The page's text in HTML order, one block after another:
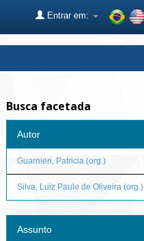
Entrar em:
Busca facetada
Autor
Guarnieri, Patricia (org.)
Silva, Luiz Paulo de Oliveira (org.)
Assunto